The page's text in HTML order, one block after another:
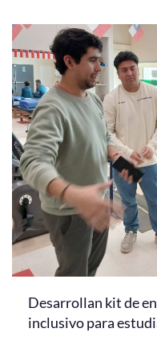
Desarrollan kit de
inclusivo para